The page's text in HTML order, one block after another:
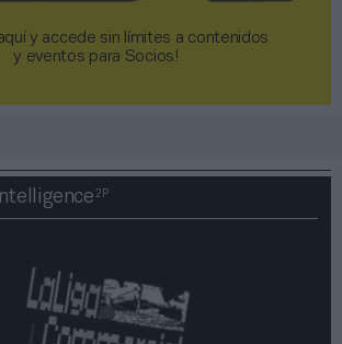
y accede sin límites a contenidos
y eventos para Socios!​​​​​​​
2P